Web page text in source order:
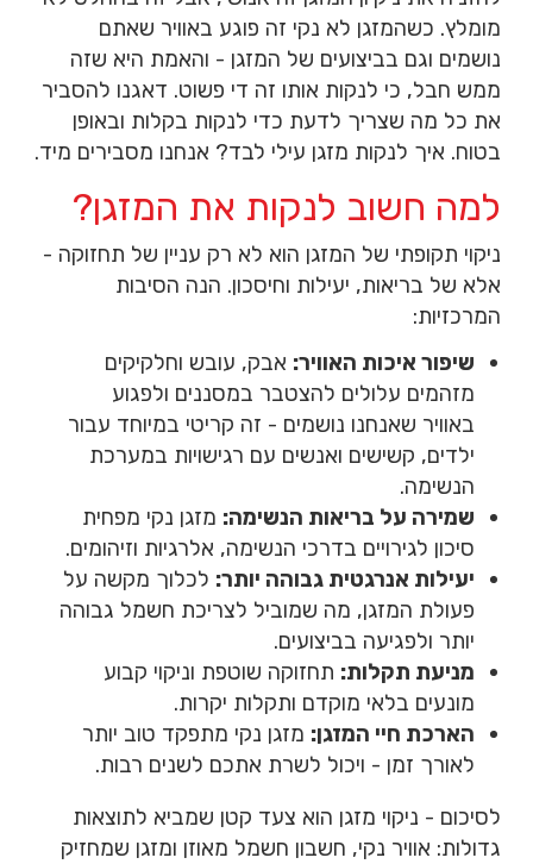
מומלץ. כשהמזגן לא נקי זה פוגע באוויר שאתם
נושמים וגם בביצועים של המזגן - והאמת היא שזה
ממש חבל, כי לנקות אותו זה די פשוט. דאגנו להסביר
את כל מה שצריך לדעת כדי לנקות בקלות ובאופן
בטוח. איך לנקות מזגן עילי לבד? אנחנו מסבירים מיד.
למה חשוב לנקות את המזגן?
ניקוי תקופתי של המזגן הוא לא רק עניין של תחזוקה -
אלא של בריאות, יעילות וחיסכון. הנה הסיבות
המרכזיות:
שיפור איכות האוויר: אבק, עובש וחלקיקים
מזהמים עלולים להצטבר במסננים ולפגוע
באוויר שאנחנו נושמים - זה קריטי במיוחד עבור
ילדים, קשישים ואנשים עם רגישויות במערכת
הנשימה.
שמירה על בריאות הנשימה: מזגן נקי מפחית
סיכון לגירויים בדרכי הנשימה, אלרגיות וזיהומים.
יעילות אנרגטית גבוהה יותר: לכלוך מקשה על
פעולת המזגן, מה שמוביל לצריכת חשמל גבוהה
יותר ולפגיעה בביצועים.
מניעת תקלות: תחזוקה שוטפת וניקוי קבוע
מונעים בלאי מוקדם ותקלות יקרות.
הארכת חיי המזגן: מזגן נקי מתפקד טוב יותר
לאורך זמן - ויכול לשרת אתכם לשנים רבות.
לסיכום - ניקוי מזגן הוא צעד קטן שמביא לתוצאות
גדולות: אוויר נקי, חשבון חשמל מאוזן ומזגן שמחזיק